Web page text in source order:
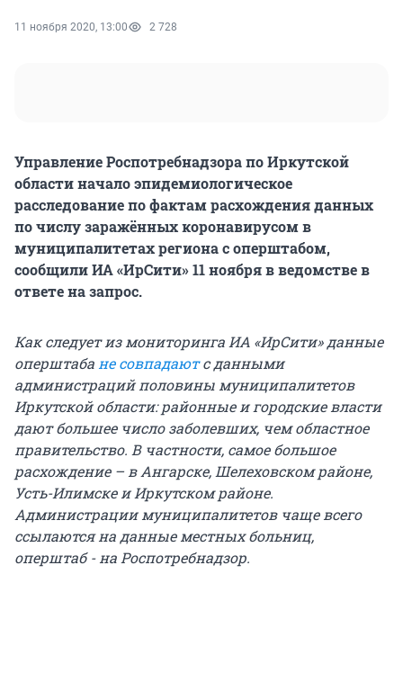
11 ноября 2020, 13:00 2 728
Управление Роспотребнадзора по Иркутской
области начало эпидемиологическое
расследование по фактам расхождения данных
по числу заражённых коронавирусом в
муниципалитетах региона с оперштабом,
сообщили ИА «ИрСити» 11 ноября в ведомстве в
ответе на запрос.
Как следует из мониторинга ИА «ИрСити» данные
оперштаба не совпадаютс данными
администраций половины муниципалитетов
Иркутской области: районные и городские власти
дают большее число заболевших, чем областное
правительство. В частности, самое большое
расхождение – в Ангарске, Шелеховском районе,
Усть-Илимске и Иркутском районе.
Администрации муниципалитетов чаще всего
ссылаются на данные местных больниц,
оперштаб - на Роспотребнадзор.